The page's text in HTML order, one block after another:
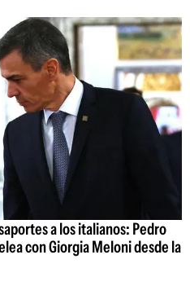
a los italianos: Pedro
con Giorgia Meloni desde la